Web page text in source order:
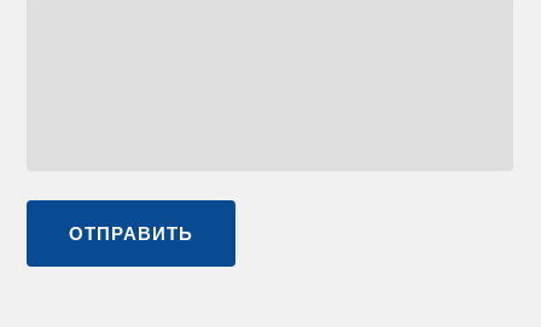
ОТПРАВИТЬ